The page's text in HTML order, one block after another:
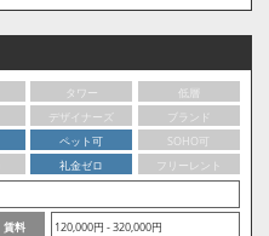
タワー
低層
デザイナーズ
ブランド
ペット可
SOHO可
礼金ゼロ
フリーレント
賃料
120,000円 - 320,000円